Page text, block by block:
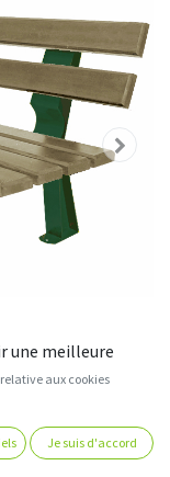
-
une meilleure
aux cookies
Je suis d'accord